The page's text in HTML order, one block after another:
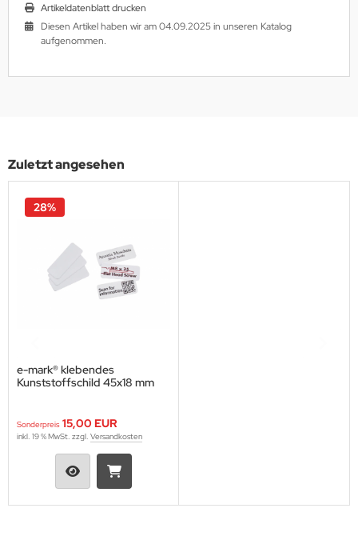
Artikeldatenblatt drucken
Diesen Artikel haben wir am 04.09.2025 in unseren Katalog
aufgenommen.
Zuletzt angesehen
e-mark® klebendes
Kunststoffschild 45x18 mm
Sonderpreis 15,00 EUR
28%
inkl. 19 % MwSt. zzgl. Versandkosten